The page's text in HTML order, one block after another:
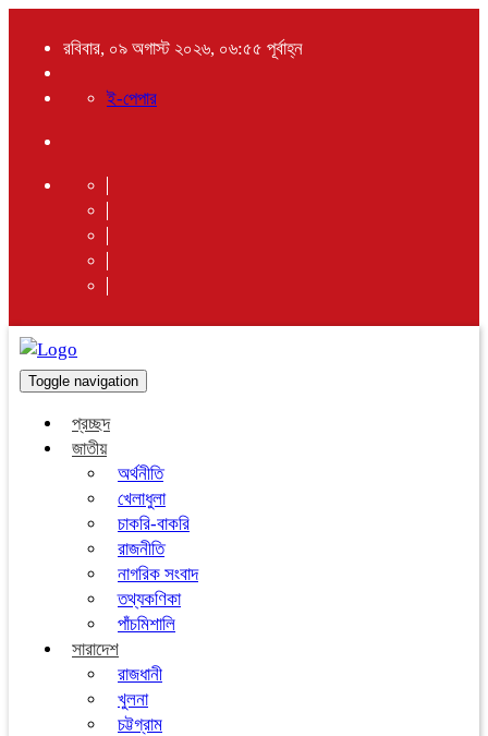
রবিবার, ০৯ অগাস্ট ২০২৬, ০৬:৫৫ পূর্বাহ্ন
ই-পেপার
Toggle navigation
প্রচ্ছদ
জাতীয়
অর্থনীতি
খেলাধুলা
চাকরি-বাকরি
রাজনীতি
নাগরিক সংবাদ
তথ্যকণিকা
পাঁচমিশালি
সারাদেশ
রাজধানী
খুলনা
চট্টগ্রাম